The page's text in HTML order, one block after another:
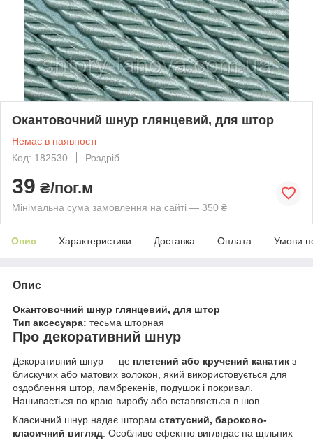
Окантовочний шнур глянцевий, для штор
Немає в наявності
Код: 182530
Роздріб
39 ₴/пог.м
Мінімальна сума замовлення на сайті — 350 ₴
Опис Характеристики Доставка Оплата Умови
Опис
Окантовочний шнур глянцевий, для штор
Тип аксесуара: тесьма шторная
Про декоративний шнур
Декоративний шнур — це плетений або кручений канатик з
блискучих або матових волокон, який використовується для
оздоблення штор, ламбрекенів, подушок і покривал.
Нашивається по краю виробу або вставляється в шов.
Класичний шнур надає шторам статусний, бароково-
класичний вигляд. Особливо ефектно виглядає на щільних